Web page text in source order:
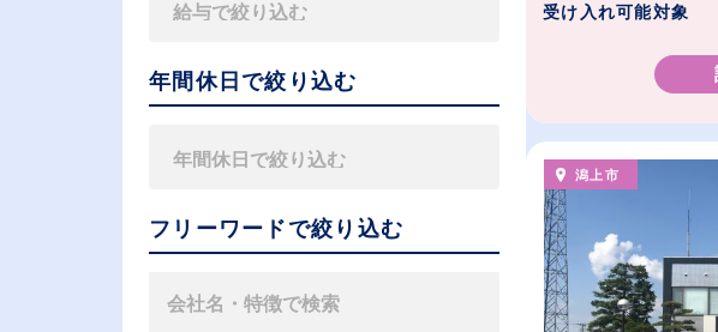
年間休日で絞り込む
フリーワードで絞り込む
受け入れ可能対象
潟上市